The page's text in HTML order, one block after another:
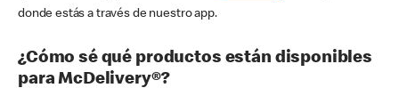
donde estás a través de nuestro app.
¿Cómo sé qué productos están disponibles
para McDelivery®?